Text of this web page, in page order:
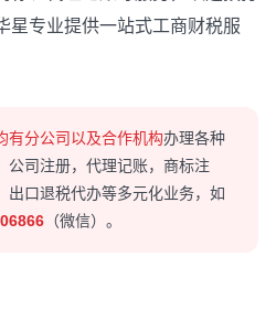
星专业提供一站式工商财税服
有分公司以及合作机构办理各种
公司注册，代理记账，商标注
出口退税代办等多元化业务，如
（微信）。